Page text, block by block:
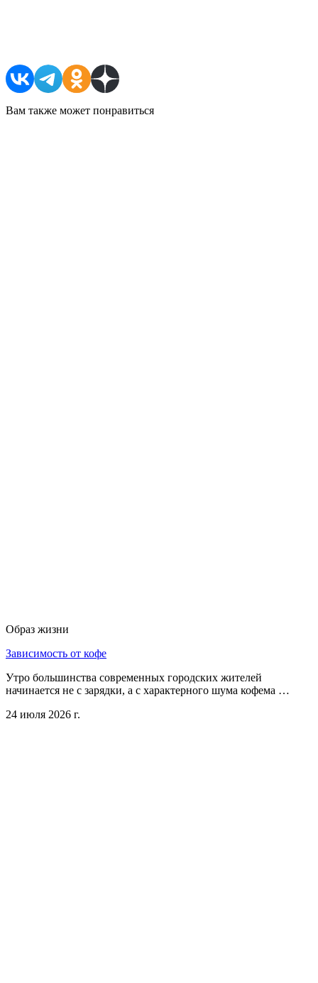
Вам также может понравиться
Образ жизни
Зависимость от кофе
Утро большинства современных городских жителей
начинается не с зарядки, а с характерного шума кофема …
24 июля 2026 г.